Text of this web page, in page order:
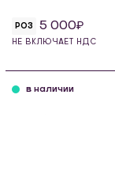
РОЗ 5 000
НЕ ВКЛЮЧАЕТ НДС
в наличии